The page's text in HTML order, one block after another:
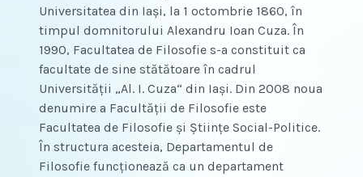
Universitatea din Iaşi, la 1 octombrie 1860, în
timpul domnitorului Alexandru Ioan Cuza. În
1990, Facultatea de Filosofie s-a constituit ca
facultate de sine stătătoare în cadrul
Universităţii „Al. I. Cuza“ din Iaşi. Din 2008 noua
denumire a Facultăţii de Filosofie este
Facultatea de Filosofie şi Știinţe Social-Politice.
În structura acesteia, Departamentul de
Filosofie funcționează ca un departament